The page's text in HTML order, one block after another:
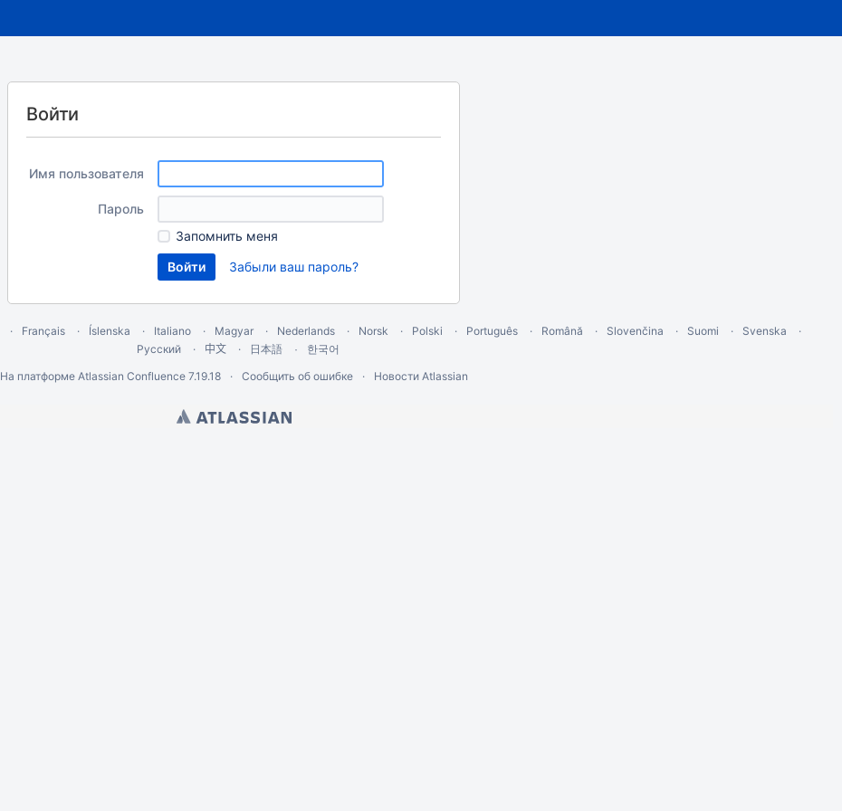
Войти
Имя пользователя
Пароль
Запомнить меня
Забыли ваш пароль?
Français Íslenska Italiano Magyar Nederlands Norsk Polski Português Română Slovenčina Suomi
Svenska
Русский
中文 日本語
한국어
На платформе Atlassian Confluence 7.19.18 Сообщить об ошибке Новости Atlassian